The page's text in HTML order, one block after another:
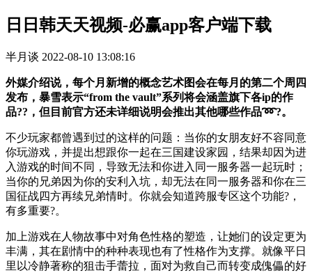
日日韩天天视频-必赢app客户端下载
半月谈 2022-08-10 13:08:16
外媒介绍说，每个月新增的概念艺术图会在每月的第二个周四
发布，暴雪表示“from the vault”系列将会涵盖旗下各ip的作
品??，但目前官方还未详细说明会推出其他哪些作品➿?。
不少玩家都曾遇到过的这样的问题：当你的女朋友好不容同意
你玩游戏，并提出想跟你一起在三国建设家园，结果却因为进
入游戏的时间不同，导致无法和你进入同一服务器一起玩时；
当你的兄弟因为你的安利入坑，却无法在同一服务器和你在三
国征战四方再续兄弟情时。你就会知道跨服专区这个功能?，
有多重要?。
加上游戏在人物故事中对角色性格的塑造，让她们的设定更为
丰满，其在剧情中的种种表现也有了性格作为支撑。就像平日
里以冷静著称的狙击手蕾拉，面对为救自己而转变成傀儡的好